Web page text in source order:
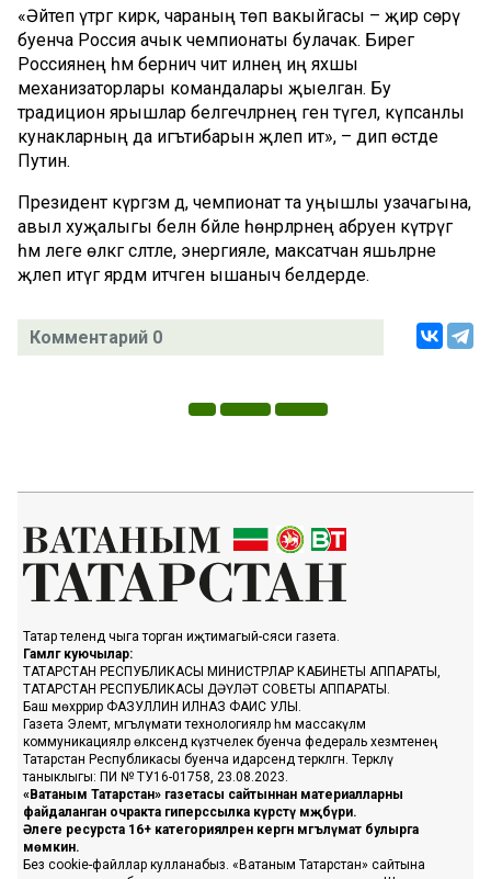
«Әйтеп үтәргә кирәк, чараның төп вакыйгасы – җир сөрү
буенча Россия ачык чемпионаты булачак. Бирегә
Россиянең һәм берничә чит илнең иң яхшы
механизаторлары командалары җыелган. Бу
традицион ярышлар белгечләрнең генә түгел, күпсанлы
кунакларның да игътибарын җәлеп итә», – дип өстәде
Путин.
Президент күргәзмә дә, чемпионат та уңышлы узачагына,
авыл хуҗалыгы белән бәйле һөнәрләрнең абруен күтәрүгә
һәм әлеге өлкәгә сәләтле, энергияле, максатчан яшьләрне
җәлеп итүгә ярдәм итәчәгенә ышаныч белдерде.
Комментарий 0
Татар телендә чыга торган иҗтимагый-сәяси газета.
Гамәлгә куючылар:
ТАТАРСТАН РЕСПУБЛИКАСЫ МИНИСТРЛАР КАБИНЕТЫ АППАРАТЫ,
ТАТАРСТАН РЕСПУБЛИКАСЫ ДӘҮЛӘТ СОВЕТЫ АППАРАТЫ.
Баш мөхәррир ФАЗУЛЛИН ИЛНАЗ ФАИС УЛЫ.
Газета Элемтә, мәгълүмати технологияләр һәм массакүләм
коммуникацияләр өлкәсендә күзәтчелек буенча федераль хезмәтенең
Татарстан Республикасы буенча идарәсендә теркәлгән. Теркәлү
таныклыгы: ПИ № ТУ16-01758, 23.08.2023.
«Ватаным Татарстан» газетасы сайтыннан материалларны
файдаланган очракта гиперссылка күрсәтү мәҗбүри.
Әлеге ресурста 16+ категорияләренә кергән мәгълүмат булырга
мөмкин.
Без cookie-файллар кулланабыз. «Ватаным Татарстан» сайтына